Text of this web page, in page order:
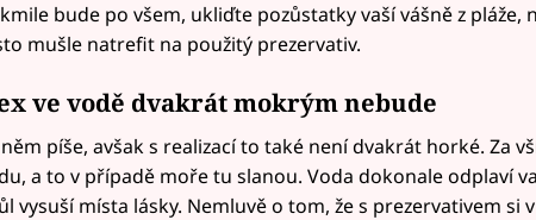
bude po všem, ukliďte pozůstatky vaší vášně z pláže,
mušle natrefit na použitý prezervativ.
ve vodě dvakrát mokrým nebude
píše, avšak s realizací to také není dvakrát horké. Za
a to v případě moře tu slanou. Voda dokonale odplaví
vysuší místa lásky. Nemluvě o tom, že s prezervativem si